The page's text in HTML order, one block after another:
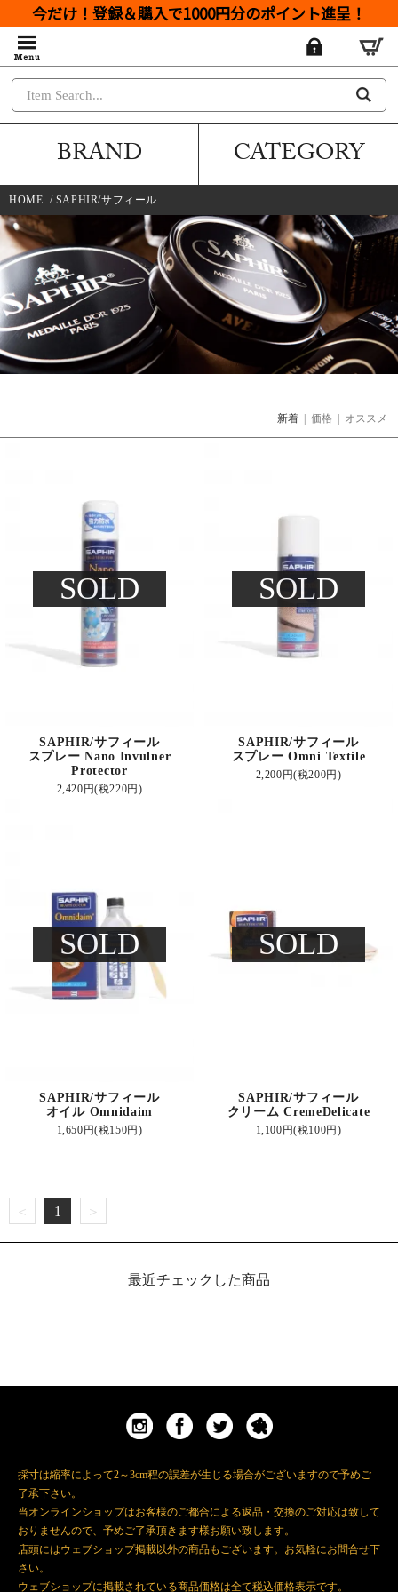
今だけ！登録＆購入で1000円分のポイント進呈！
BRAND CATEGORY
HOME / SAPHIR/サフィール
新着 価格 オススメ
SOLD
SAPHIR/サフィール
スプレー Nano Invulner
Protector
2,420円(税220円)
SOLD
SAPHIR/サフィール
スプレー Omni Textile
2,200円(税200円)
SOLD
SAPHIR/サフィール
オイル Omnidaim
1,650円(税150円)
SOLD
SAPHIR/サフィール
クリーム CremeDelicate
1,100円(税100円)
＜ 1 ＞
最近チェックした商品
採寸は縮率によって2～3cm程の誤差が生じる場合がございますので予めご
了承下さい。
当オンラインショップはお客様のご都合による返品・交換のご対応は致して
おりませんので、予めご了承頂きます様お願い致します。
店頭にはウェブショップ掲載以外の商品もございます。お気軽にお問合せ下
さい。
ウェブショップに掲載されている商品価格は全て税込価格表示です。